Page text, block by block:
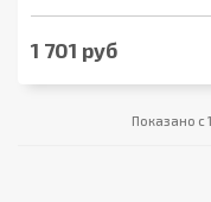
1 701 руб
Показано с